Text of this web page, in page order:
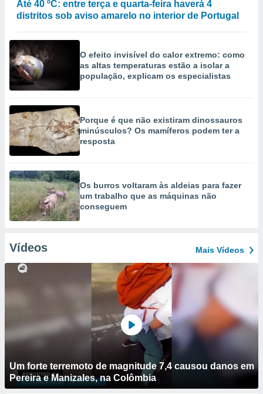
Até 40 ºC: entre terça e quarta-feira haverá 4
distritos sob aviso amarelo no interior de Portugal
O efeito invisível do calor extremo: como
as altas temperaturas estão a isolar a
população, explicam os especialistas
Porque é que não existiram dinossauros
minúsculos? Os mamíferos podem ter a
resposta
Os burros voltaram às aldeias para fazer
um trabalho que as máquinas não
conseguem
Vídeos Mais Vídeos
Um forte terremoto de magnitude 7,4 causou danos em
Pereira e Manizales, na Colômbia